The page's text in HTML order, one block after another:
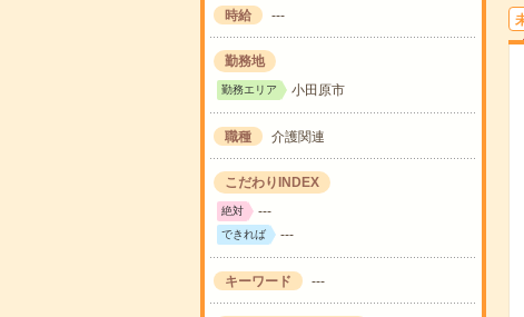
時給 ---
勤務地
勤務エリア 小田原市
職種 介護関連
こだわりINDEX
絶対 ---
できれば ---
キーワード ---